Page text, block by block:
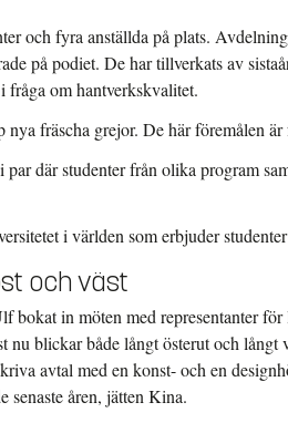
och fyra anställda på plats.
på podiet. De har tillverkats av
fråga om hantverkskvalitet.
fräscha grejor. De här föremålen är
där studenter från olika program
i världen som erbjuder
och väst
bokat in möten med representanter
nu blickar både långt österut och långt
avtal med en konst- och en
senaste åren, jätten Kina.